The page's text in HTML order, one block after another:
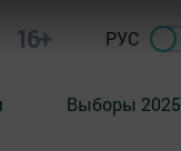
16+ РУС
Выборы 2025